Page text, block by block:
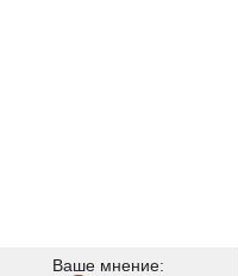
Ваше мнение: